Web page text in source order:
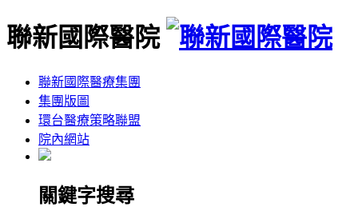
聯新國際醫院
聯新國際醫療集團
集團版圖
環台醫療策略聯盟
院內網站
關鍵字搜尋